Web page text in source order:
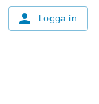
Logga in